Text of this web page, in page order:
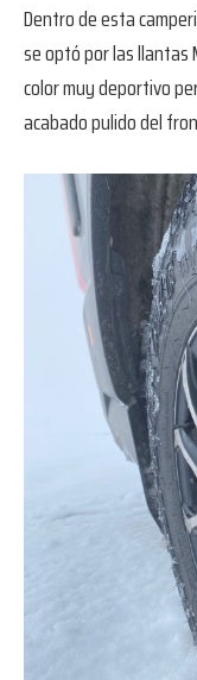
Dentro de esta
se optó por las llantas
color muy deportivo
acabado pulido del